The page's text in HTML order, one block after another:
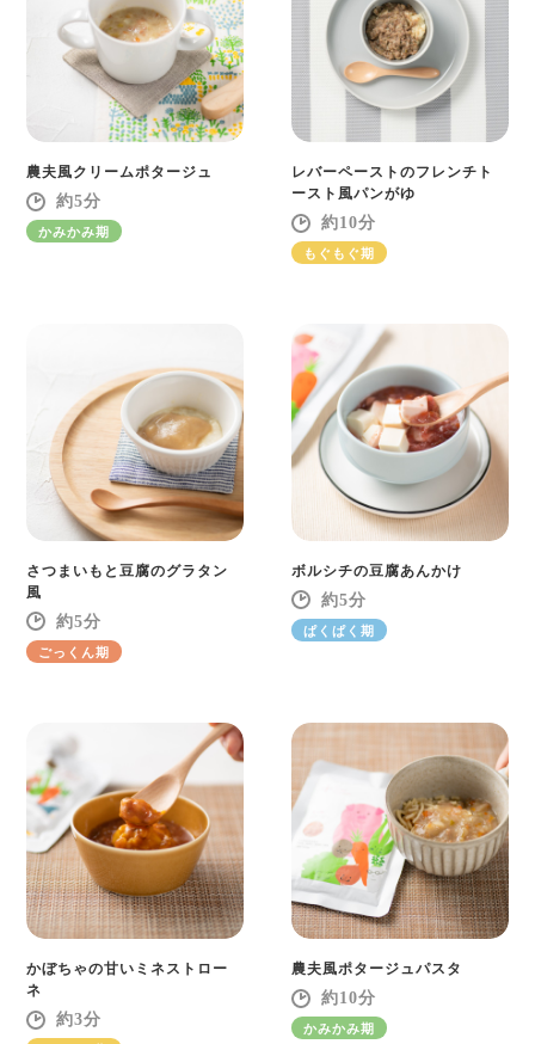
農夫風クリームポタージュ
5
かみかみ期
レバーペーストのフレンチト
ースト風パンがゆ
10
もぐもぐ期
さつまいもと豆腐のグラタン
風
5
ごっくん期
ボルシチの豆腐あんかけ
5
ぱくぱく期
かぼちゃの甘いミネストロー
ネ
3
農夫風ポタージュパスタ
10
かみかみ期